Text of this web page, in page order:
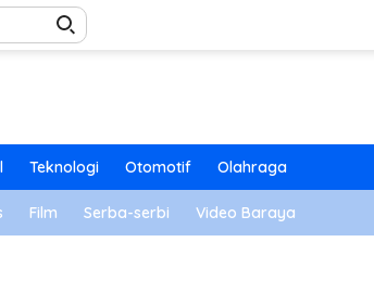
Teknologi Otomotif Olahraga
Film Serba-serbi Video Baraya